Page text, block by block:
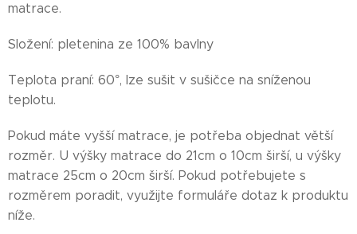
matrace.
Složení: pletenina ze 100% bavlny
Teplota praní: 60°, lze sušit v sušičce na sníženou
teplotu.
Pokud máte vyšší matrace, je potřeba objednat větší
rozměr. U výšky matrace do 21cm o 10cm širší, u výšky
matrace 25cm o 20cm širší. Pokud potřebujete s
rozměrem poradit, využijte formuláře dotaz k produktu
níže.